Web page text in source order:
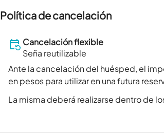
Política de cancelación
Cancelación flexible
Seña reutilizable
Ante la cancelación del huésped, el
en pesos para utilizar en una futura
La misma deberá realizarse dentro de